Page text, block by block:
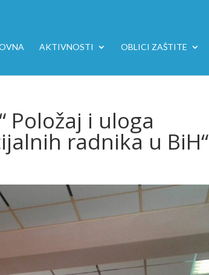
AKTIVNOSTI OBLICI ZAŠTITE
Položaj i uloga
radnika u BiH“